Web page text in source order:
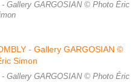
Gallery GARGOSIAN © Photo Éric
Gallery GARGOSIAN © Photo Éric